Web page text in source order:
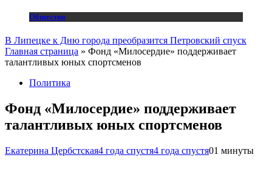
Общество
В Липецке к Дню города преобразится Петровский спуск
Главная страница » Фонд «Милосердие» поддерживает
талантливых юных спортсменов
Политика
Фонд «Милосердие» поддерживает
талантливых юных спортсменов
Екатерина Цербстская4 года спустя4 года спустя01 минуты